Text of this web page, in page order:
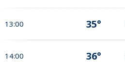
13:00 35°
14:00 36°